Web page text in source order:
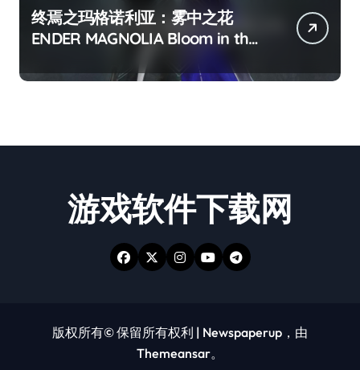
终焉之玛格诺利亚：雾中之花
ENDER MAGNOLIA Bloom in the
游戏软件下载网
版权所有© 保留所有权利 | Newspaperup ，由
Themeansar。